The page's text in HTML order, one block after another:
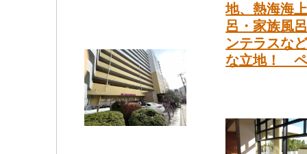
地、熱海海
呂・家族風
ンテラスな
な立地！ ペ